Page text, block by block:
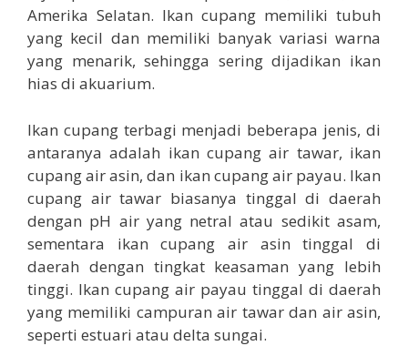
Amerika Selatan. Ikan cupang memiliki tubuh
yang kecil dan memiliki banyak variasi warna
yang menarik, sehingga sering dijadikan ikan
hias di akuarium.
Ikan cupang terbagi menjadi beberapa jenis, di
antaranya adalah ikan cupang air tawar, ikan
cupang air asin, dan ikan cupang air payau. Ikan
cupang air tawar biasanya tinggal di daerah
dengan pH air yang netral atau sedikit asam,
sementara ikan cupang air asin tinggal di
daerah dengan tingkat keasaman yang lebih
tinggi. Ikan cupang air payau tinggal di daerah
yang memiliki campuran air tawar dan air asin,
seperti estuari atau delta sungai.